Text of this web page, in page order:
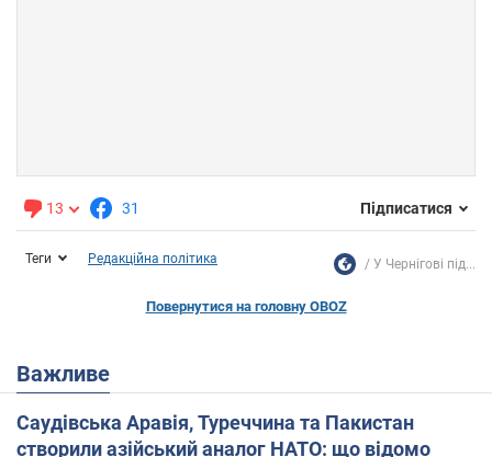
13 31 Підписатися
Теги Редакційна політика У Чернігові під...
Повернутися на головну OBOZ
Важливе
Саудівська Аравія, Туреччина та Пакистан
створили азійський аналог НАТО: що відомо